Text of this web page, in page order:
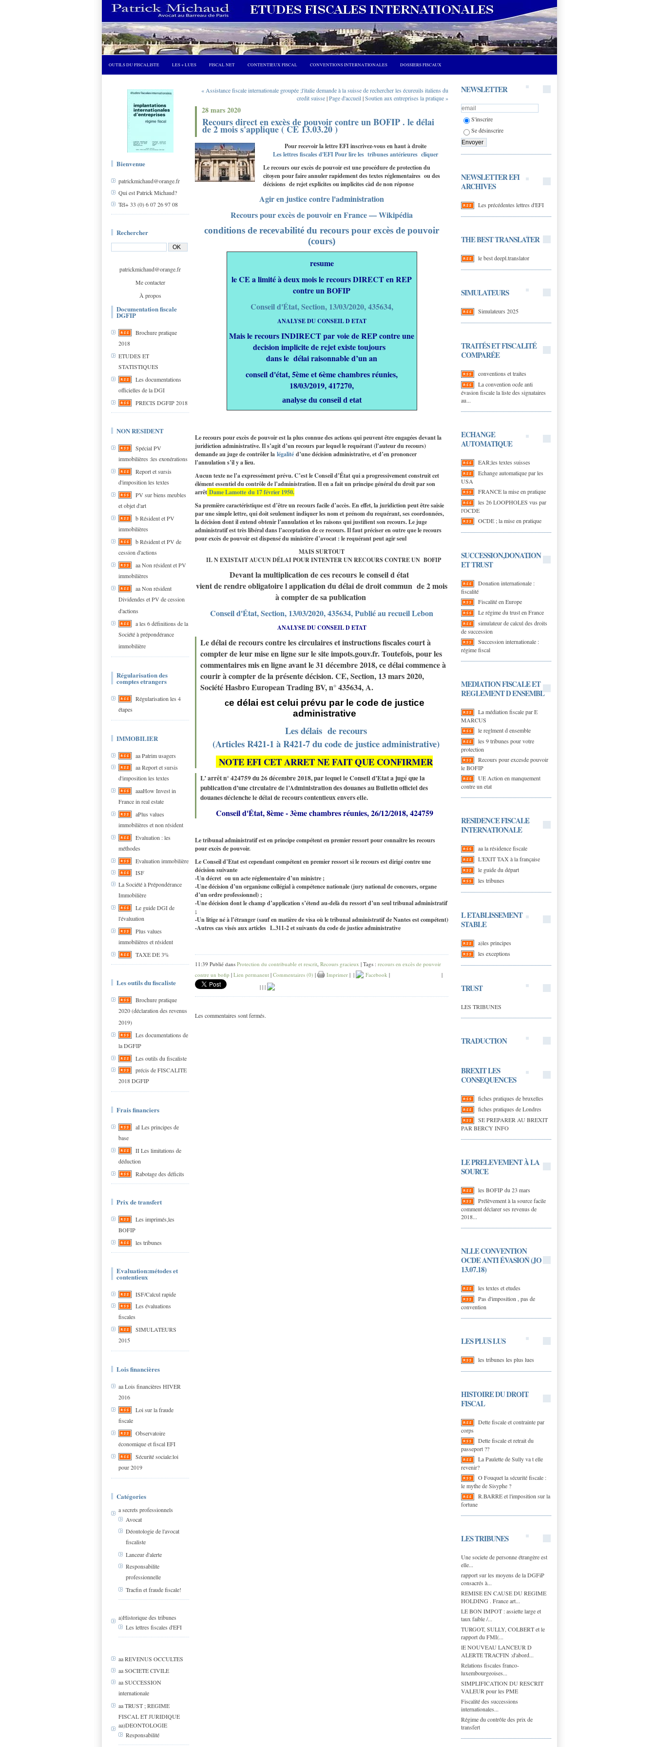
OUTILS DU FISCALISTE LES + LUES FISCAL NET CONTENTIEUX FISCAL CONVENTIONS INTERNATIONALES DOSSIERS FISCAUX
Bienvenue
patrickmichaud@orange.fr
Qui est Patrick Michaud?
Tél+ 33 (0) 6 07 26 97 08
Rechercher
patrickmichaud@orange.fr
Me contacter
À propos
Documentation fiscale
DGFIP
Brochure pratique
2018
ETUDES ET
STATISTIQUES
Les documentations
officielles de la DGI
PRECIS DGFIP 2018
NON RESIDENT
Spécial PV
immobilières :les exonérations
Report et sursis
d'imposition les textes
PV sur biens meubles
et objet d'art
b Résident et PV
immobilières
b Résident et PV de
cession d'actions
aa Non résident et PV
immobilières
aa Non résident
Dividendes et PV de cession
d'actions
a les 6 définitions de la
Société à prépondérance
immobilière
Régularisation des
comptes etrangers
Régularisation les 4
étapes
IMMOBILIER
aa Patrim usagers
aa Report et sursis
d'imposition les textes
aaaHow Invest in
France in real estate
aPlus values
immobilières et non résident
Evaluation : les
méthodes
Evaluation immobilière
ISF
La Société à Prépondérance
Immobilière
Le guide DGI de
l'évaluation
Plus values
immobilières et résident
TAXE DE 3%
Les outils du fiscaliste
Brochure pratique
2020 (déclaration des revenus
2019)
Les documentations de
la DGFIP
Les outils du fiscaliste
précis de FISCALITE
2018 DGFIP
Frais financiers
aI Les principes de
base
II Les limitations de
déduction
Rabotage des déficits
Prix de transfert
Les imprimés,les
BOFIP
les tribunes
Evaluation:métodes et
contentieux
ISF/Calcul rapide
Les évaluations
fiscales
SIMULATEURS
2015
Lois financières
aa Lois financières HIVER
2016
Loi sur la fraude
fiscale
Observatoire
économique et fiscal EFI
Sécurité sociale:loi
pour 2019
Catégories
a secrets professionnels
Avocat
Déontologie de l'avocat
fiscaliste
Lanceur d'alerte
Responsabilite
professionnelle
Tracfin et fraude fiscale!
a)Historique des tribunes
Les lettres fiscales d'EFI
aa REVENUS OCCULTES
aa SOCIETE CIVILE
aa SUCCESSION
internationale
aa TRUST ; REGIME
FISCAL ET JURIDIQUE
aa)DEONTOLOGIE
Responsabilité
NEWSLETTER
S'inscrire
Se désinscrire
NEWSLETTER EFI
ARCHIVES
Les précédentes lettres d'EFI
THE BEST TRANSLATER
le best deepl.translator
SIMULATEURS
Simulateurs 2025
TRAITÉS ET FISCALITÉ
COMPARÉE
conventions et traites
La convention ocde anti
évasion fiscale la liste des signataires
au...
ECHANGE
AUTOMATIQUE
EAR;les textes suisses
Echange automatique par les
USA
FRANCE la mise en pratique
les 26 LOOPHOLES vus par
l'OCDE
OCDE ; la mise en pratique
SUCCESSION,DONATION
ET TRUST
Donation internationale :
fiscalité
Fiscalité en Europe
Le régime du trust en France
simulateur de calcul des droits
de succession
Succession internationale :
régime fiscal
MEDIATION FISCALE ET
REGLEMENT D ENSEMBL
La médiation fiscale par E
MARCUS
le reglment d ensemble
les 9 tribunes pour votre
protection
Recours pour excesde pouvoir
le BOFIP
UE Action en manquement
contre un etat
RESIDENCE FISCALE
INTERNATIONALE
aa la résidence fiscale
L'EXIT TAX à la française
le guide du départ
les tribunes
L ETABLISSEMENT
STABLE
a)les principes
les exceptions
TRUST
LES TRIBUNES
TRADUCTION
BREXIT LES
CONSEQUENCES
fiches pratiques de bruxelles
fiches pratiques de Londres
SE PREPARER AU BREXIT
PAR BERCY INFO
LE PRELEVEMENT À LA
SOURCE
les BOFIP du 23 mars
Prélèvement à la source facile
comment déclarer ses revenus de
2018...
NLLE CONVENTION
OCDE ANTI ÉVASION (JO
13.07.18)
les textes et etudes
Pas d'imposition , pas de
convention
LES PLUS LUS
les tribunes les plus lues
HISTOIRE DU DROIT
FISCAL
Dette fiscale et contrainte par
corps
Dette fiscale et retrait du
passeport ??
La Paulette de Sully va t elle
revenir?
O Fouquet la sécurité fiscale :
le mythe de Sisyphe ?
R.BARRE et l'imposition sur la
fortune
LES TRIBUNES
Une societe de personne étrangère est
elle...
rapport sur les moyens de la DGFiP
consacrés à...
REMISE EN CAUSE DU REGIME
HOLDING . France art...
LE BON IMPOT : assiette large et
taux faible /...
TURGOT, SULLY, COLBERT et le
rapport du FMI(...
lE NOUVEAU LANCEUR D
ALERTE TRACFIN :d'abord...
Relations fiscales franco-
luxembourgeoises...
SIMPLIFICATION DU RESCRIT
VALEUR pour les PME
Fiscalité des successions
internationales...
Régime du contrôle des prix de
transfert
« Assistance fiscale internationale groupée ;l'italie demande à la suisse de rechercher les écureuils italiens du
credit suisse|Page d'accueil|Soutien aux entreprises la pratique »
28 mars 2020
Recours direct en excès de pouvoir contre un BOFIP . le délai
de 2 mois s'applique ( CE 13.03.20 )
Pour recevoir la lettre EFI inscrivez-vous en haut à droite
Les lettres fiscales d'EFI Pour lire les tribunes antérieures cliquer
Le recours our excès de pouvoir est une procédure de protection du
citoyen pour faire annuler rapidement des textes réglementaires ou des
décisions de rejet explicites ou implicites càd de non réponse
Agir en justice contre l'administration
Recours pour excès de pouvoir en France — Wikipédia
conditions de recevabilité du recours pour excès de pouvoir
(cours)
resume
le CE a limité à deux mois le recours DIRECT en REP
contre un BOFIP
Conseil d'État, Section, 13/03/2020, 435634,
ANALYSE DU CONSEIL D ETAT
Mais le recours INDIRECT par voie de REP contre une
decision implicite de rejetexistetoujours
dans le délai raisonnable d’un an
conseil d'état, 5ème et 6ème chambres réunies,
18/03/2019, 417270,
analyse du conseil d etat
Le recours pour excès de pouvoir est la plus connue des actions qui peuvent être engagées devant la
juridiction administrative. Il s’agit d’un recours par lequel le requérant (l’auteur du recours)
demande au juge de contrôler la légalité d’une décision administrative, et d’en prononcer
l’annulation s’il y a lieu.
Aucun texte ne l’a expressément prévu. C’est le Conseil d’État qui a progressivement construit cet
élément essentiel du contrôle de l’administration. Il en a fait un principe général du droit par son
arrêt Dame Lamotte du 17 février 1950.
Sa première caractéristique est d’être un recours facile d’accès. En effet, la juridiction peut être saisie
par une simple lettre, qui doit seulement indiquer les nom et prénom du requérant, ses coordonnées,
la décision dont il entend obtenir l’annulation et les raisons qui justifient son recours. Le juge
administratif est très libéral dans l’acceptation de ce recours. Il faut préciser en outre que le recours
pour excès de pouvoir est dispensé du ministère d’avocat : le requérant peut agir seul
MAIS SURTOUT
IL N EXISTAIT AUCUN DÉLAI POUR INTENTER UN RECOURS CONTRE UN BOFIP
Devant la multiplication de ces recours le conseil d état
vient de rendre obligatoire l application du délai de droit commun de 2 mois
à compter de sa publication
Conseil d'État, Section, 13/03/2020, 435634, Publié au recueil Lebon
ANALYSE DU CONSEIL D ETAT
Le délai de recours contre les circulaires et instructions fiscales court à
compter de leur mise en ligne sur le site impots.gouv.fr. Toutefois, pour les
commentaires mis en ligne avant le 31 décembre 2018, ce délai commence à
courir à compter de la présente décision. CE, Section, 13 mars 2020,
Société Hasbro European Trading BV, n° 435634, A.
ce délai est celui prévu par le code de justice
administrative
Les délais de recours
(Articles R421-1 à R421-7 du code de justice administrative)
NOTE EFI CET ARRET NE FAIT QUE CONFIRMER
L’ arrêt n° 424759 du 26 décembre 2018, par lequel le Conseil d’Etat a jugé que la
publication d’une circulaire de l’Administration des douanes au Bulletin officiel des
douanes déclenche le délai de recours contentieux envers elle.
Conseil d'État, 8ème - 3ème chambres réunies, 26/12/2018, 424759
Le tribunal administratif est en principe compétent en premier ressort pour connaître les recours
pour excès de pouvoir.
Le Conseil d’Etat est cependant compétent en premier ressort si le recours est dirigé contre une
décision suivante
-Un décret ou un acte réglementaire d’un ministre ;
-Une décision d’un organisme collégial à compétence nationale (jury national de concours, organe
d’un ordre professionnel) ;
-Une décision dont le champ d’application s’étend au-delà du ressort d’un seul tribunal administratif
;
-Un litige né à l’étranger (sauf en matière de visa où le tribunal administratif de Nantes est compétent)
-Autres cas visés aux articles L.311-2 et suivants du code de justice administrative
11:39 Publié dans Protection du contribuable et rescrit, Recours gracieux | Tags : recours en excès de pouvoir
contre un bofip | Lien permanent | Commentaires (0) | Imprimer | | Facebook |
|
| | |
Les commentaires sont fermés.